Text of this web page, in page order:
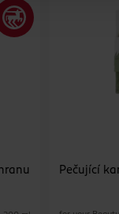
Pečující